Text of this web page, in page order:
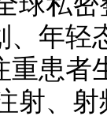
、年轻
重患者
射、